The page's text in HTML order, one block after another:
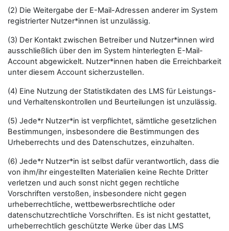
(2) Die Weitergabe der E-Mail-Adressen anderer im System
registrierter Nutzer*innen ist unzulässig.
(3) Der Kontakt zwischen Betreiber und Nutzer*innen wird
ausschließlich über den im System hinterlegten E-Mail-
Account abgewickelt. Nutzer*innen haben die Erreichbarkeit
unter diesem Account sicherzustellen.
(4) Eine Nutzung der Statistikdaten des LMS für Leistungs-
und Verhaltenskontrollen und Beurteilungen ist unzulässig.
(5) Jede*r Nutzer*in ist verpflichtet, sämtliche gesetzlichen
Bestimmungen, insbesondere die Bestimmungen des
Urheberrechts und des Datenschutzes, einzuhalten.
(6) Jede*r Nutzer*in ist selbst dafür verantwortlich, dass die
von ihm/ihr eingestellten Materialien keine Rechte Dritter
verletzen und auch sonst nicht gegen rechtliche
Vorschriften verstoßen, insbesondere nicht gegen
urheberrechtliche, wettbewerbsrechtliche oder
datenschutzrechtliche Vorschriften. Es ist nicht gestattet,
urheberrechtlich geschützte Werke über das LMS